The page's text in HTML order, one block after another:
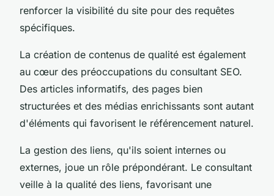
renforcer la visibilité du site pour des requêtes
spécifiques.
La création de contenus de qualité est également
au cœur des préoccupations du consultant SEO.
Des articles informatifs, des pages bien
structurées et des médias enrichissants sont autant
d'éléments qui favorisent le référencement naturel.
La gestion des liens, qu'ils soient internes ou
externes, joue un rôle prépondérant. Le consultant
veille à la qualité des liens, favorisant une